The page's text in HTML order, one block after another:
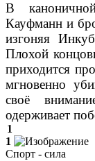
В
Кауфманн и
изгоняя
Плохой
приходится
мгновенно
своё
одерживает
1
1
Спорт - сила